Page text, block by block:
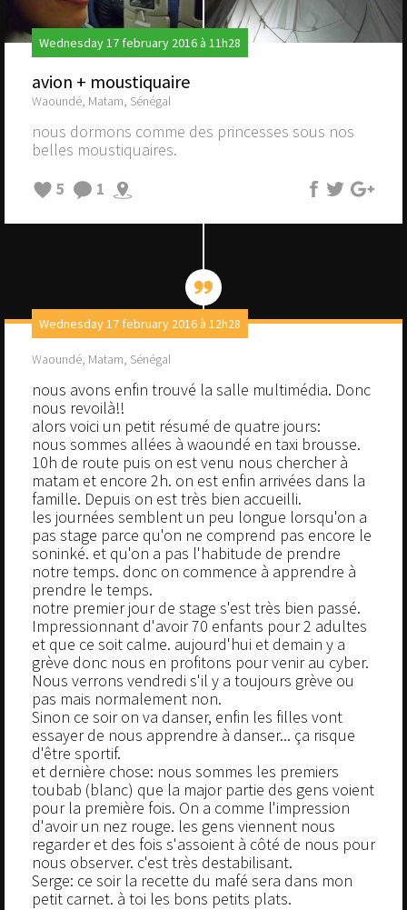
Wednesday 17 february 2016 à 11h28
avion + moustiquaire
Waoundé, Matam, Sénégal
nous dormons comme des princesses sous nos
belles moustiquaires.
5
1
Wednesday 17 february 2016 à 12h28
Waoundé, Matam, Sénégal
nous avons enfin trouvé la salle multimédia. Donc
nous revoilà!!
alors voici un petit résumé de quatre jours:
nous sommes allées à waoundé en taxi brousse.
10h de route puis on est venu nous chercher à
matam et encore 2h. on est enfin arrivées dans la
famille. Depuis on est très bien accueilli.
les journées semblent un peu longue lorsqu'on a
pas stage parce qu'on ne comprend pas encore le
soninké. et qu'on a pas l'habitude de prendre
notre temps. donc on commence à apprendre à
prendre le temps.
notre premier jour de stage s'est très bien passé.
Impressionnant d'avoir 70 enfants pour 2 adultes
et que ce soit calme. aujourd'hui et demain y a
grève donc nous en profitons pour venir au cyber.
Nous verrons vendredi s'il y a toujours grève ou
pas mais normalement non.
Sinon ce soir on va danser, enfin les filles vont
essayer de nous apprendre à danser... ça risque
d'être sportif.
et dernière chose: nous sommes les premiers
toubab (blanc) que la major partie des gens voient
pour la première fois. On a comme l'impression
d'avoir un nez rouge. les gens viennent nous
regarder et des fois s'assoient à côté de nous pour
nous observer. c'est très destabilisant.
Serge: ce soir la recette du mafé sera dans mon
petit carnet. à toi les bons petits plats.